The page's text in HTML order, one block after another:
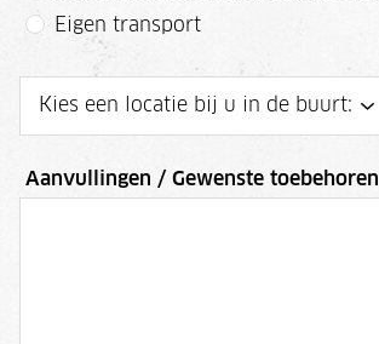
Eigen transport
Aanvullingen / Gewenste toebehoren